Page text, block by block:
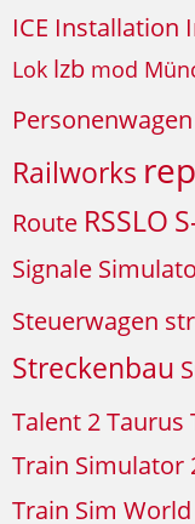
ICE Installation
Lok lzb mod
Personenwagen
Railworks
Route RSSLO
Signale
Steuerwagen
Streckenbau
Talent 2Taurus
Train Simulator
Train Sim World